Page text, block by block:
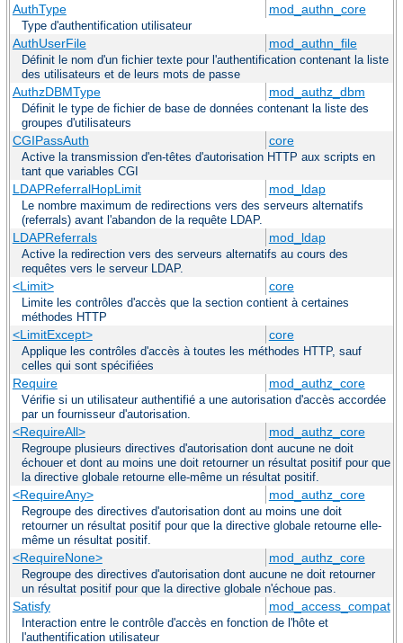
AuthType mod_authn_core
Type d'authentification utilisateur
AuthUserFile mod_authn_file
Définit le nom d'un fichier texte pour l'authentification contenant la liste
des utilisateurs et de leurs mots de passe
AuthzDBMType mod_authz_dbm
Définit le type de fichier de base de données contenant la liste des
groupes d'utilisateurs
CGIPassAuth core
Active la transmission d'en-têtes d'autorisation HTTP aux scripts en
tant que variables CGI
LDAPReferralHopLimit mod_ldap
Le nombre maximum de redirections vers des serveurs alternatifs
(referrals) avant l'abandon de la requête LDAP.
LDAPReferrals mod_ldap
Active la redirection vers des serveurs alternatifs au cours des
requêtes vers le serveur LDAP.
<Limit> core
Limite les contrôles d'accès que la section contient à certaines
méthodes HTTP
<LimitExcept> core
Applique les contrôles d'accès à toutes les méthodes HTTP, sauf
celles qui sont spécifiées
Require mod_authz_core
Vérifie si un utilisateur authentifié a une autorisation d'accès accordée
par un fournisseur d'autorisation.
<RequireAll> mod_authz_core
Regroupe plusieurs directives d'autorisation dont aucune ne doit
échouer et dont au moins une doit retourner un résultat positif pour que
la directive globale retourne elle-même un résultat positif.
<RequireAny> mod_authz_core
Regroupe des directives d'autorisation dont au moins une doit
retourner un résultat positif pour que la directive globale retourne elle-
même un résultat positif.
<RequireNone> mod_authz_core
Regroupe des directives d'autorisation dont aucune ne doit retourner
un résultat positif pour que la directive globale n'échoue pas.
Satisfy mod_access_compat
Interaction entre le contrôle d'accès en fonction de l'hôte et
l'authentification utilisateur